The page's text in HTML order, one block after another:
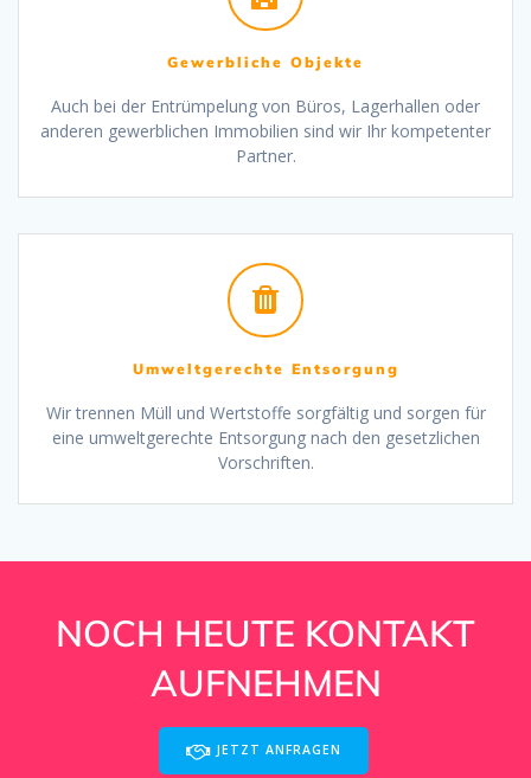
Gewerbliche Objekte
Auch bei der Entrümpelung von Büros, Lagerhallen oder
anderen gewerblichen Immobilien sind wir Ihr kompetenter
Partner.
Umweltgerechte Entsorgung
Wir trennen Müll und Wertstoffe sorgfältig und sorgen für
eine umweltgerechte Entsorgung nach den gesetzlichen
Vorschriften.
NOCH HEUTE KONTAKT
AUFNEHMEN
JETZT ANFRAGEN